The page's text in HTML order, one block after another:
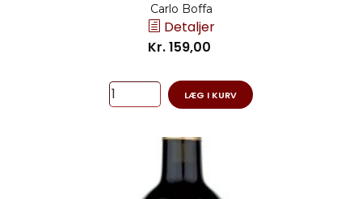
Carlo Boffa
Detaljer
Kr. 159,00
LÆG I KURV